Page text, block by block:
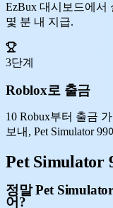
EzBux 대시보드에서
몇 분 내 지급.
3단계
Roblox로 출금
10 Robux부터 출금
보내, Pet Simulator
Pet Simulator
정말 Pet
어?